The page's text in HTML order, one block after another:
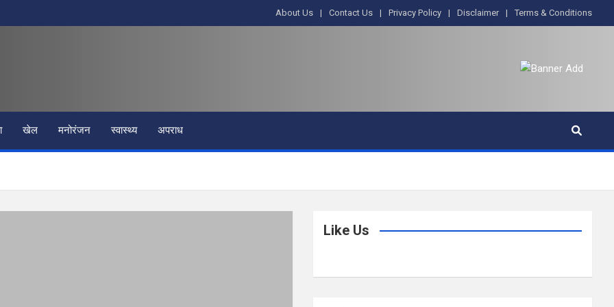
About Us Contact Us Privacy Policy Disclaimer Terms & Conditions
खेल मनोरंजन स्वास्थ्य अपराध
Like Us